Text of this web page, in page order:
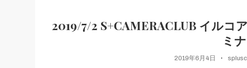
2019/7/2 S+CAMERACLUB イルコ
ミ
2019年6月4日